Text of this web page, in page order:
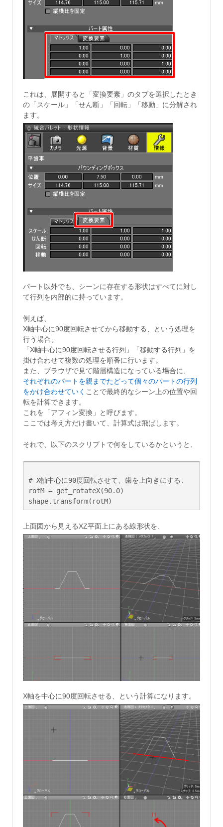
これは、展開すると「変換要素」のタブを選択したとき
の「スケール」「せん断」「回転」「移動」に分解され
ます。
パート以外でも、シーンに存在する形状はすべてに対し
て行列を内部的に持っています。
例えば、
X軸中心に90度回転させてから移動する、という処理を
行う場合、
「X軸中心に90度回転させる行列」「移動する行列」を
掛け合わせて複数の処理を順番に行います。
また、ブラウザで見て階層構造になっている場合に、
それぞれのパートを親までたどって個々のパートの行列
をかけ合わせていく ことで最終的なシーン上の位置や回
転を計算できます。
これを「アフィン変換」と呼びます。
ここでは考え方だけ書いて、計算式は飛ばします。
それで、以下のスクリプトで何をしているかというと、
# X軸中心に90度回転させて、歯を上向きにする.
rotM = get_rotateX(90.0)
上面図から見えるXZ平面上にある線形状を、
X軸を中心に90度回転させる、という計算になります。